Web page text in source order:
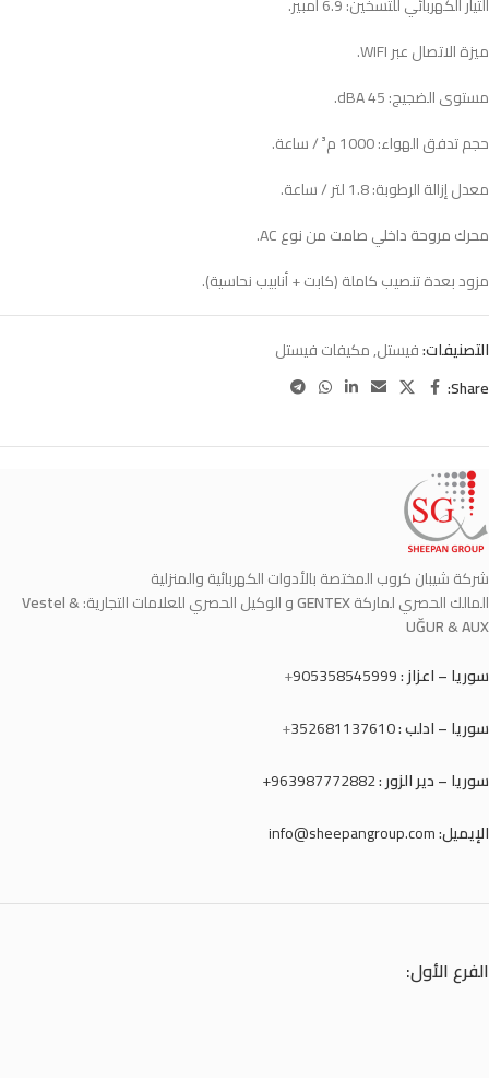
ميزة الاتصال عبر WIFI.
مستوى الضجيج: 45 dBA.
حجم تدفق الهواء: 1000 م³ / ساعة.
معدل إزالة الرطوبة: 1.8 لتر / ساعة.
محرك مروحة داخلي صامت من نوع AC.
مزود بعدة تنصيب كاملة (كابت + أنابيب نحاسية).
التصنيفات:فيستل,مكيفات فيستل
Share:
شركة شيبان كروب المختصة بالأدوات الكهربائية والمنزلية
المالك الحصري لماركةGENTEXو الوكيل الحصري للعلامات التجارية:Vestel &
UĞUR & AUX
سوريا – اعزاز :905358545999
+
سوريا – ادلب :352681137610
+
سوريا – دير الزور :963987772882+
الإيميل:info@sheepangroup.com
الفرع الأول: